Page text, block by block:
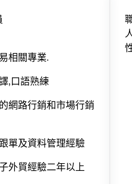
相關專業.
,口語熟練
網路行銷和市場行銷
單及資料管理經驗
外貿經驗二年以上